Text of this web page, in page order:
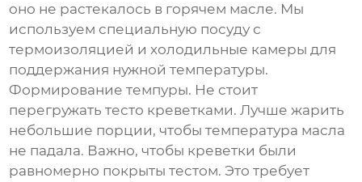
оно не растекалось в горячем масле. Мы
используем специальную посуду с
термоизоляцией и холодильные камеры для
поддержания нужной температуры.
Формирование темпуры. Не стоит
перегружать тесто креветками. Лучше жарить
небольшие порции, чтобы температура масла
не падала. Важно, чтобы креветки были
равномерно покрыты тестом. Это требует